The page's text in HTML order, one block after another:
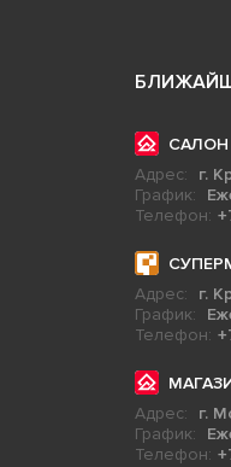
САЛОН
Адрес:
г.
График:
Телефон:
Адрес:
г.
График:
Телефон:
Адрес:
г.
График:
Телефон: